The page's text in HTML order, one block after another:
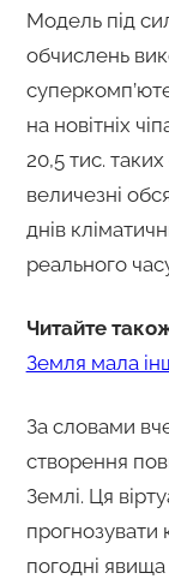
Модель під
обчислень
на новітніх
20,5 тис.
величезні
днів
реального
Читайте
Земля мала
За словами
створення
Землі. Ця
прогнозувати
погодні